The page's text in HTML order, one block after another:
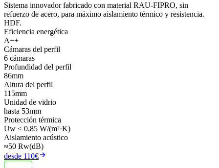
Sistema innovador fabricado con material RAU-FIPRO, sin
refuerzo de acero, para máximo aislamiento térmico y resistencia.
HDF.
Eficiencia energética
A++
Cámaras del perfil
6 cámaras
Profundidad del perfil
86mm
Altura del perfil
115mm
Unidad de vidrio
hasta 53mm
Protección térmica
Uw ≤ 0,85 W/(m²·K)
Aislamiento acústico
≈50 Rw(dB)
desde 110€